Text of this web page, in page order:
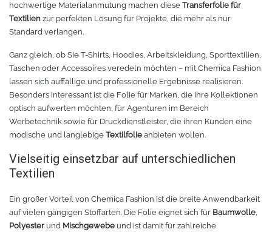
Verschiedene Spezialfolien
Textilfolie
Übersicht
Chemica Firstmark
Chemica Holograflex
Chemica Upperflok
Schaber
Verschiedenes
Griffe
Schnellspanner
Ausstattung für Taschen
Werkzeugtasche
hochwertige Materialanmutung machen diese Transferfolie für
Textilien zur perfekten Lösung für Projekte, die mehr als nur
Standard verlangen.
Ganz gleich, ob Sie T-Shirts, Hoodies, Arbeitskleidung, Sporttextilien,
Taschen oder Accessoires veredeln möchten – mit Chemica Fashion
lassen sich auffällige und professionelle Ergebnisse realisieren.
Besonders interessant ist die Folie für Marken, die ihre Kollektionen
optisch aufwerten möchten, für Agenturen im Bereich
Werbetechnik sowie für Druckdienstleister, die ihren Kunden eine
modische und langlebige Textilfolie anbieten wollen.
Vielseitig einsetzbar auf unterschiedlichen
Textilien
Ein großer Vorteil von Chemica Fashion ist die breite Anwendbarkeit
auf vielen gängigen Stoffarten. Die Folie eignet sich für Baumwolle,
Polyester und Mischgewebe und ist damit für zahlreiche